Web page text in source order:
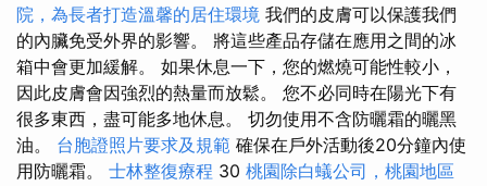
院，為長者打造溫馨的居住環境 我們的皮膚可以保護我們
的內臟免受外界的影響。 將這些產品存儲在應用之間的冰
箱中會更加緩解。 如果休息一下，您的燃燒可能性較小，
因此皮膚會因強烈的熱量而放鬆。 您不必同時在陽光下有
很多東西，盡可能多地休息。 切勿使用不含防曬霜的曬黑
油。 台胞證照片要求及規範 確保在戶外活動後20分鐘內使
用防曬霜。 士林整復療程 30 桃園除白蟻公司，桃園地區